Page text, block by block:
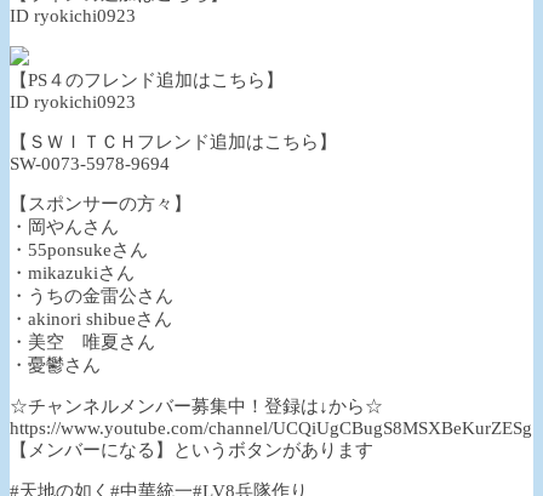
ID ryokichi0923
【PS４のフレンド追加はこちら】
ID ryokichi0923
【ＳＷＩＴＣＨフレンド追加はこちら】
SW-0073-5978-9694
【スポンサーの方々】
・岡やんさん
・55ponsukeさん
・mikazukiさん
・うちの金雷公さん
・akinori shibueさん
・美空 唯夏さん
・憂鬱さん
☆チャンネルメンバー募集中！登録は↓から☆
https://www.youtube.com/channel/UCQiUgCBugS8MSXBeKurZESg
【メンバーになる】というボタンがあります
#天地の如く#中華統一#LV8兵隊作り